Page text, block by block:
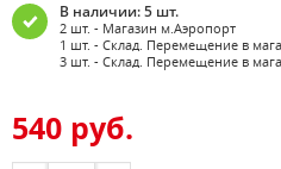
В наличии: 5 шт.
2 шт. - Магазин м.Аэропорт
1 шт. - Склад. Перемещение в
3 шт. - Склад. Перемещение в
540 руб.